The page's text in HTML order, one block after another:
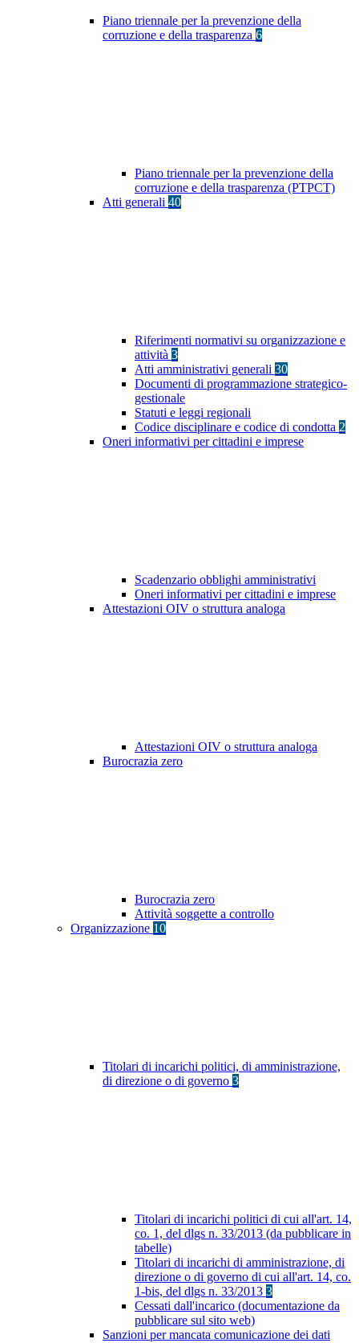
Piano triennale per la prevenzione della
corruzione e della trasparenza 6
Piano triennale per la prevenzione della
corruzione e della trasparenza (PTPCT)
Atti generali 40
Riferimenti normativi su organizzazione e
attività 3
Atti amministrativi generali 30
Documenti di programmazione strategico-
gestionale
Statuti e leggi regionali
Codice disciplinare e codice di condotta 2
Oneri informativi per cittadini e imprese
Scadenzario obblighi amministrativi
Oneri informativi per cittadini e imprese
Attestazioni OIV o struttura analoga
Attestazioni OIV o struttura analoga
Burocrazia zero
Burocrazia zero
Attività soggette a controllo
Organizzazione 10
Titolari di incarichi politici, di amministrazione,
di direzione o di governo 3
Titolari di incarichi politici di cui all'art. 14,
co. 1, del dlgs n. 33/2013 (da pubblicare in
tabelle)
Titolari di incarichi di amministrazione, di
direzione o di governo di cui all'art. 14, co.
1-bis, del dlgs n. 33/2013 3
Cessati dall'incarico (documentazione da
pubblicare sul sito web)
Sanzioni per mancata comunicazione dei dati